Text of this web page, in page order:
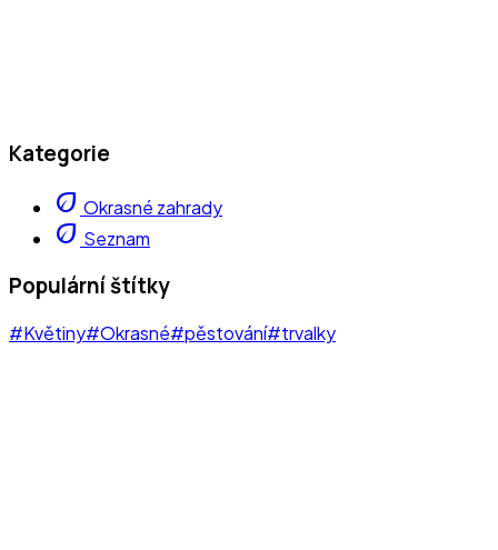
Kategorie
eco Okrasné zahrady
eco Seznam
Populární štítky
#Květiny#Okrasné#pěstování#trvalky